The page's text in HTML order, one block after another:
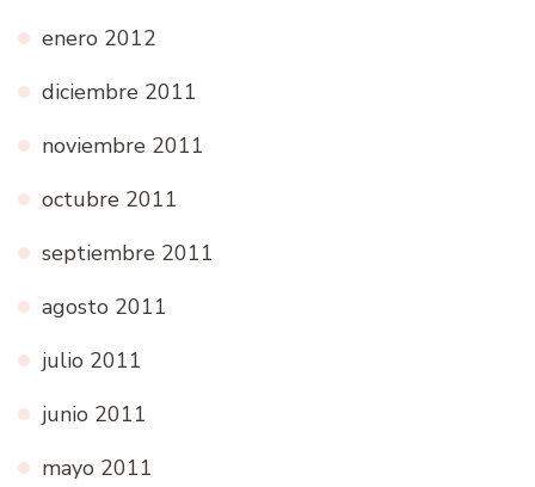
enero 2012
diciembre 2011
noviembre 2011
octubre 2011
septiembre 2011
agosto 2011
julio 2011
junio 2011
mayo 2011